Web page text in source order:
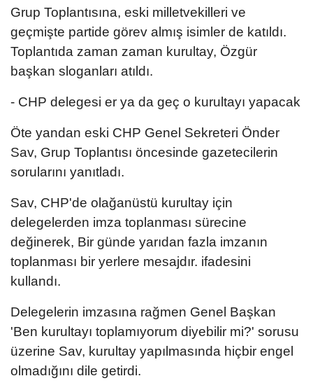
Grup Toplantısına, eski milletvekilleri ve
geçmişte partide görev almış isimler de katıldı.
Toplantıda zaman zaman kurultay, Özgür
başkan sloganları atıldı.
- CHP delegesi er ya da geç o kurultayı yapacak
Öte yandan eski CHP Genel Sekreteri Önder
Sav, Grup Toplantısı öncesinde gazetecilerin
sorularını yanıtladı.
Sav, CHP'de olağanüstü kurultay için
delegelerden imza toplanması sürecine
değinerek, Bir günde yarıdan fazla imzanın
toplanması bir yerlere mesajdır. ifadesini
kullandı.
Delegelerin imzasına rağmen Genel Başkan
'Ben kurultayı toplamıyorum diyebilir mi?' sorusu
üzerine Sav, kurultay yapılmasında hiçbir engel
olmadığını dile getirdi.